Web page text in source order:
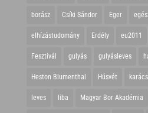
borász Csíki Sándor Eger
elhízástudomány Erdély eu2011
Fesztivál gulyás gulyásleves
Heston Blumenthal Húsvét
leves liba Magyar Bor Akadémia